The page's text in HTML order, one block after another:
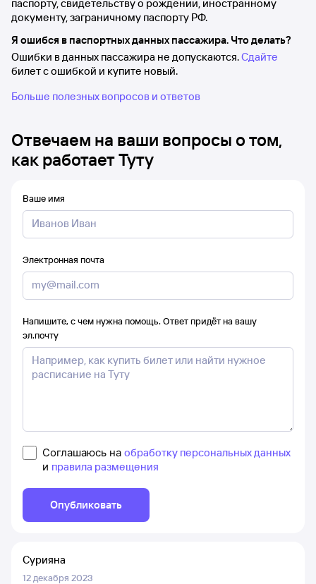
паспорту, свидетельству о рождении, иностранному
документу, заграничному паспорту РФ.
Я ошибся в паспортных данных пассажира. Что делать?
Ошибки в данных пассажира не допускаются.Сдайте
билет с ошибкой и купите новый.
Больше полезных вопросов и ответов
Отвечаем на ваши вопросы о том,
как работает Туту
Ваше имя
Электронная почта
Напишите, с чем нужна помощь. Ответ придёт на вашу
эл.почту
Соглашаюсь на обработку персональных данных
и правила размещения
Опубликовать
Сурияна
12 декабря 2023